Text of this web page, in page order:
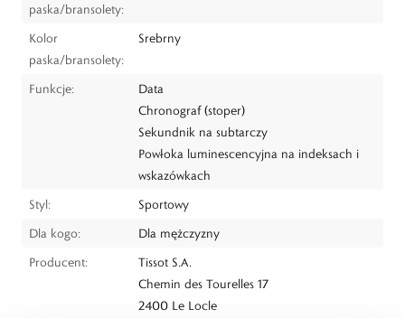
paska/bransolety:
Kolor
paska/bransolety:
Srebrny
Funkcje:
Data
Chronograf (stoper)
Sekundnik na subtarczy
Powłoka luminescencyjna na indeksach i
wskazówkach
Styl:
Sportowy
Dla kogo:
Dla mężczyzny
Producent:
Tissot S.A.
Chemin des Tourelles 17
2400 Le Locle